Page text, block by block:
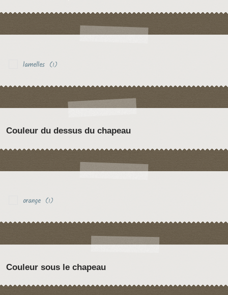
lamelles (1)
Couleur du dessus du chapeau
orange (1)
Couleur sous le chapeau